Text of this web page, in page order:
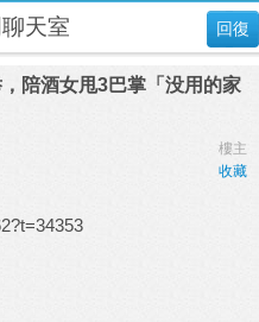
回復
天室
陪酒女甩3巴掌「没用的家
樓主
收藏